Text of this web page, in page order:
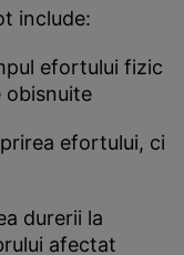
include:
efortului fizic
obisnuite
efortului, ci
durerii la
afectat